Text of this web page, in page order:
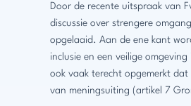
Door de recente uitspraak van
discussie over strengere
opgelaaid. Aan de ene kant
inclusie en een veilige
ook vaak terecht opgemerkt
van meningsuiting (artikel 7